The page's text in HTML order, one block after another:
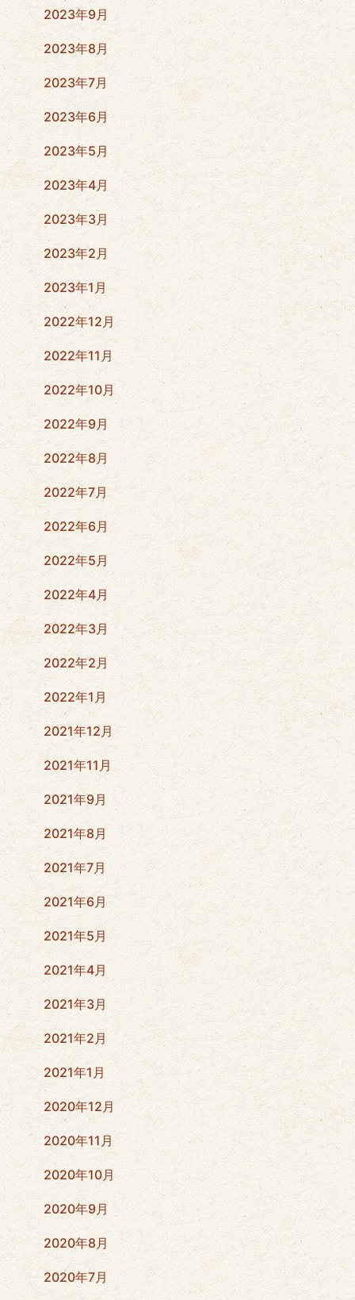
2023年9月
2023年8月
2023年7月
2023年6月
2023年5月
2023年4月
2023年3月
2023年2月
2023年1月
2022年12月
2022年11月
2022年10月
2022年9月
2022年8月
2022年7月
2022年6月
2022年5月
2022年4月
2022年3月
2022年2月
2022年1月
2021年12月
2021年11月
2021年9月
2021年8月
2021年7月
2021年6月
2021年5月
2021年4月
2021年3月
2021年2月
2021年1月
2020年12月
2020年11月
2020年10月
2020年9月
2020年8月
2020年7月